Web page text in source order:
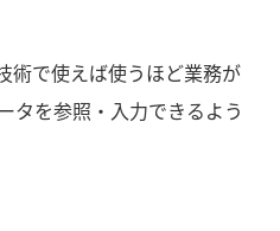
術で使えば使うほど業務が
タを参照・入力できるよう